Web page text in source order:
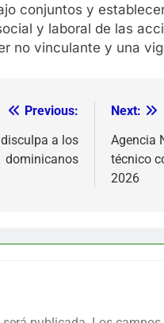
conjuntos y
y laboral de las
no vinculante y una
Previous:
a los
dominicanos
Next:
Agencia
técnico
2026